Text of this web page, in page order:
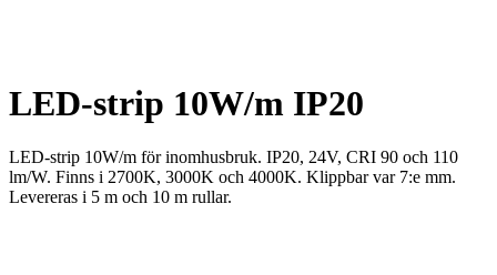
LED-strip 10W/m IP20
LED-strip 10W/m för inomhusbruk. IP20, 24V, CRI 90 och 110
lm/W. Finns i 2700K, 3000K och 4000K. Klippbar var 7:e mm.
Levereras i 5 m och 10 m rullar.